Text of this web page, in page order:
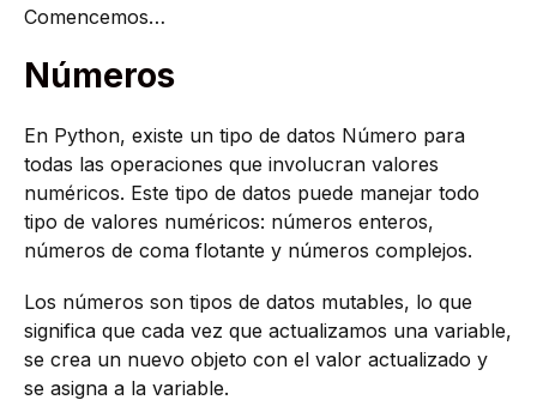
Comencemos…
Números
En Python, existe un tipo de datos Número para
todas las operaciones que involucran valores
numéricos. Este tipo de datos puede manejar todo
tipo de valores numéricos: números enteros,
números de coma flotante y números complejos.
Los números son tipos de datos mutables, lo que
significa que cada vez que actualizamos una variable,
se crea un nuevo objeto con el valor actualizado y
se asigna a la variable.